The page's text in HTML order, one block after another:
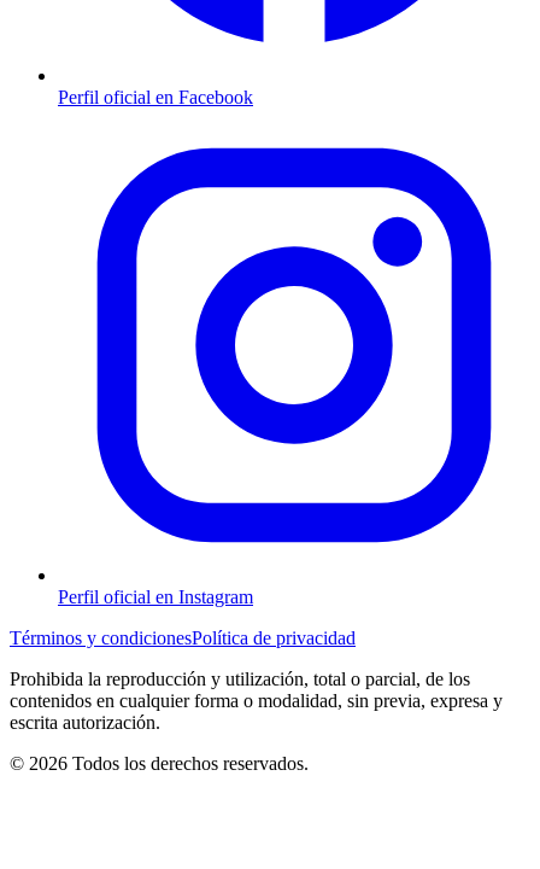
Perfil oficial en Facebook
Perfil oficial en Instagram
Términos y condicionesPolítica de privacidad
Prohibida la reproducción y utilización, total o parcial, de los
contenidos en cualquier forma o modalidad, sin previa, expresa y
escrita autorización.
© 2026 Todos los derechos reservados.